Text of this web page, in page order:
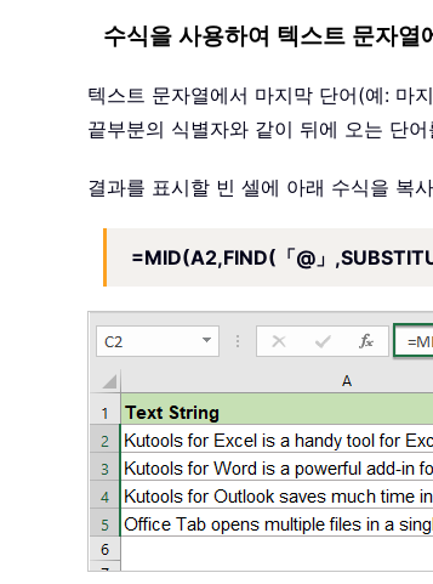
수식을 사용하여 텍스트 문자열
텍스트 문자열에서 마지막 단어(예: 마
끝부분의 식별자와 같이 뒤에 오는 단
결과를 표시할 빈 셀에 아래 수식을 복
=MID(A2,FIND(「@」